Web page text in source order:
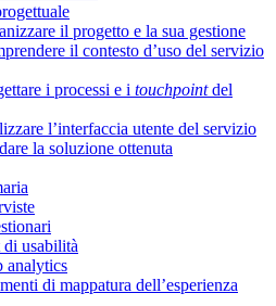
il progetto e la sua gestione
il contesto d’uso del servizio
i processi e i touchpointdel
l’interfaccia utente del servizio
la soluzione ottenuta
di usabilità
analytics
di mappatura dell’esperienza